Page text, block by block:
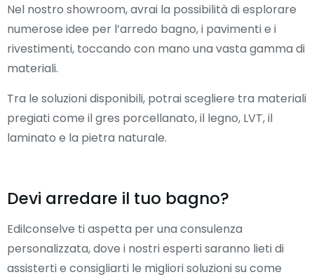
Nel nostro showroom, avrai la possibilità di esplorare
numerose idee per l’arredo bagno, i pavimenti e i
rivestimenti, toccando con mano una vasta gamma di
materiali.
Tra le soluzioni disponibili, potrai scegliere tra materiali
pregiati come il gres porcellanato, il legno, LVT, il
laminato e la pietra naturale.
Devi arredare il tuo bagno?
Edilconselve ti aspetta per una consulenza
personalizzata, dove i nostri esperti saranno lieti di
assisterti e consigliarti le migliori soluzioni su come